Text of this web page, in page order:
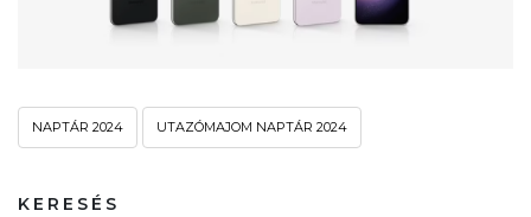
NAPTÁR 2024 UTAZÓMAJOM NAPTÁR 2024
KERESÉS